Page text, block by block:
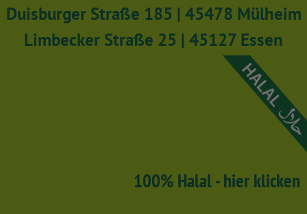
Duisburger Straße 185 | 45478 Mülheim
Limbecker Straße 25 | 45127 Essen
100% Halal - hier klicken